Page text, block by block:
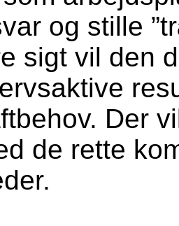
og stille
sigt vil den
Der
de rette